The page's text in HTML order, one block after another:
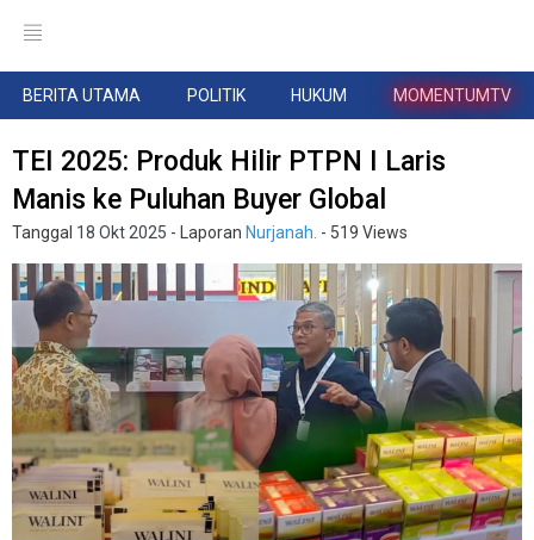
BERITA UTAMA POLITIK HUKUM MOMENTUMTV
TEI 2025: Produk Hilir PTPN I Laris
Manis ke Puluhan Buyer Global
Tanggal 18 Okt 2025 - Laporan Nurjanah. - 519 Views